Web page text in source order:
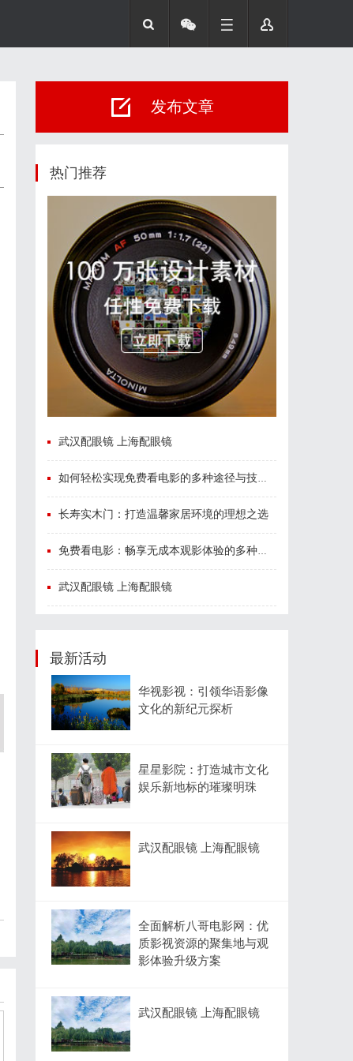
发布文章
热门推荐
武汉配眼镜 上海配眼镜
如何轻松实现免费看电影的多种途径与技巧分享
长寿实木门：打造温馨家居环境的理想之选
免费看电影：畅享无成本观影体验的多种途径与技巧
武汉配眼镜 上海配眼镜
最新活动
华视影视：引领华语影像
文化的新纪元探析
星星影院：打造城市文化
娱乐新地标的璀璨明珠
武汉配眼镜 上海配眼镜
全面解析八哥电影网：优
质影视资源的聚集地与观
影体验升级方案
武汉配眼镜 上海配眼镜